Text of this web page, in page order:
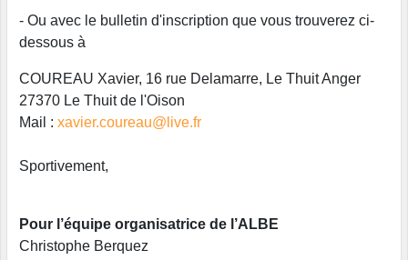
- Ou avec le bulletin d'inscription que vous trouverez ci-
dessous à
COUREAU Xavier, 16 rue Delamarre, Le Thuit Anger
27370 Le Thuit de l'Oison
Mail : xavier.coureau@live.fr
Sportivement,
Pour l’équipe organisatrice de l’ALBE
Christophe Berquez